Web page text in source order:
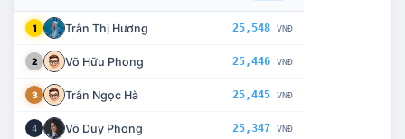
1 Trần Thị Hương 25,548 VNĐ
2 Võ Hữu Phong 25,446 VNĐ
3 Trần Ngọc Hà 25,445 VNĐ
4 Võ Duy Phong 25,347 VNĐ